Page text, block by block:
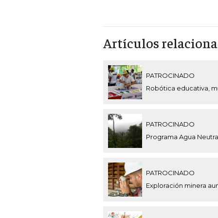
Artículos
PATROCINADO
Robótica educativa,
PATROCINADO
Programa Agua
PATROCINADO
Exploración minera